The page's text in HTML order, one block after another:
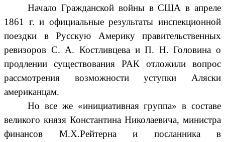
Начало Гражданской войны в США в апреле
1861 г. и официальные результаты инспекционной
поездки в Русскую Америку правительственных
ревизоров С. А. Костливцева и П. Н. Головина о
продлении существования РАК отложили вопрос
рассмотрения возможности уступки Аляски
американцам.
Но все же «инициативная группа» в составе
великого князя Константина Николаевича, министра
финансов М.Х.Рейтерна и посланника в